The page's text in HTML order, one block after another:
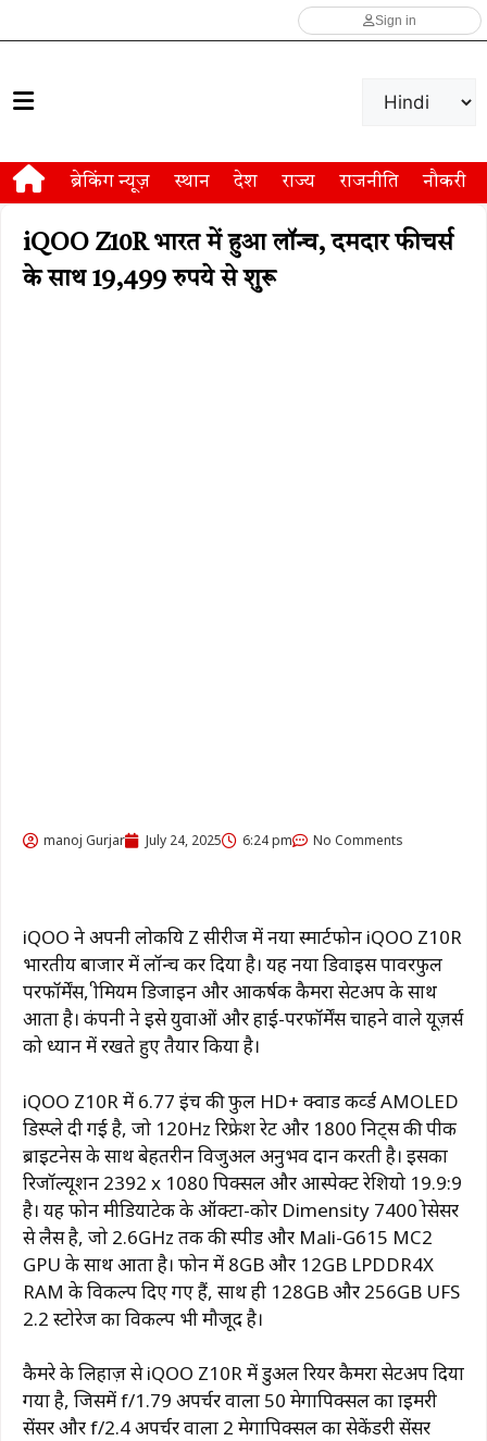
Sign in
ब्रेकिंग न्यूज़ स्थान देश राज्य राजनीति नौकरी
iQOO Z10R भारत में हुआ लॉन्च, दमदार फीचर्स
के साथ 19,499 रुपये से शुरू
manoj Gurjar July 24, 2025 6:24 pm No Comments
iQOO ने अपनी लोकप्रिय Z सीरीज में नया स्मार्टफोन iQOO Z10R
भारतीय बाजार में लॉन्च कर दिया है। यह नया डिवाइस पावरफुल
परफॉर्मेंस, प्रीमियम डिजाइन और आकर्षक कैमरा सेटअप के साथ
आता है। कंपनी ने इसे युवाओं और हाई-परफॉर्मेंस चाहने वाले यूज़र्स
को ध्यान में रखते हुए तैयार किया है।
iQOO Z10R में 6.77 इंच की फुल HD+ क्वाड कर्व्ड AMOLED
डिस्प्ले दी गई है, जो 120Hz रिफ्रेश रेट और 1800 निट्स की पीक
ब्राइटनेस के साथ बेहतरीन विजुअल अनुभव प्रदान करती है। इसका
रिजॉल्यूशन 2392 x 1080 पिक्सल और आस्पेक्ट रेशियो 19.9:9
है। यह फोन मीडियाटेक के ऑक्टा-कोर Dimensity 7400 प्रोसेसर
से लैस है, जो 2.6GHz तक की स्पीड और Mali-G615 MC2
GPU के साथ आता है। फोन में 8GB और 12GB LPDDR4X
RAM के विकल्प दिए गए हैं, साथ ही 128GB और 256GB UFS
2.2 स्टोरेज का विकल्प भी मौजूद है।
कैमरे के लिहाज़ से iQOO Z10R में डुअल रियर कैमरा सेटअप दिया
गया है, जिसमें f/1.79 अपर्चर वाला 50 मेगापिक्सल का प्राइमरी
सेंसर और f/2.4 अपर्चर वाला 2 मेगापिक्सल का सेकेंडरी सेंसर